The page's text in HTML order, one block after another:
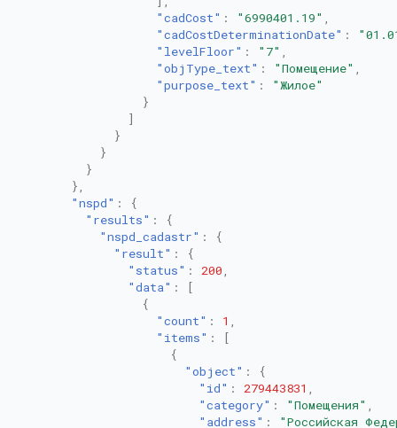
"cadCost" : "6990401.19"
"cadCostDeterminationDate" :
"levelFloor" : "7"
"objType_text" : "Помещение"
"purpose_text" :
"Жилое"
}
]
}
}
}
},
"nspd" :
{
"results" :
{
"nspd_cadastr" :
{
"result" :
{
"status" : 200
"data" :
[
{
"count" : 1
"items" :
[
{
"object" :
{
"id" : 279443831
"category" : "Помещения"
"address" :
"Российская